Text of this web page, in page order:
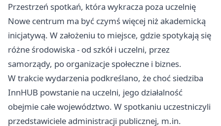
Przestrzeń spotkań, która wykracza poza uczelnię
Nowe centrum ma być czymś więcej niż akademicką
inicjatywą. W założeniu to miejsce, gdzie spotykają się
różne środowiska - od szkół i uczelni, przez
samorządy, po organizacje społeczne i biznes.
W trakcie wydarzenia podkreślano, że choć siedziba
InnHUB powstanie na uczelni, jego działalność
obejmie całe województwo. W spotkaniu uczestniczyli
przedstawiciele administracji publicznej, m.in.